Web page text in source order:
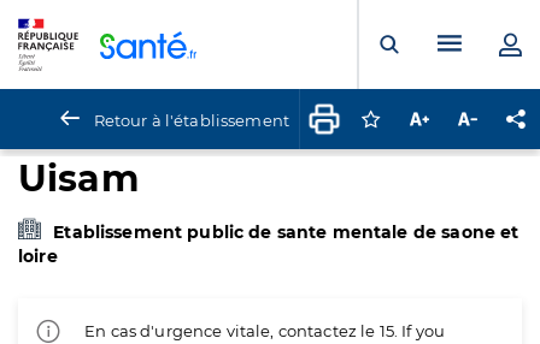
Ouvrir laMenu
Retour à l'établissement Connectez-vous
Augmenter la
Uisam
Etablissement public de sante mentale de saone et
loire
En cas d'urgence vitale, contactez le 15. If you